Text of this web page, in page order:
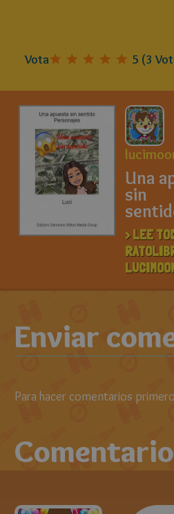
Vota 5 (3
Una
sin
> LEE
Enviar
Para hacer comentarios